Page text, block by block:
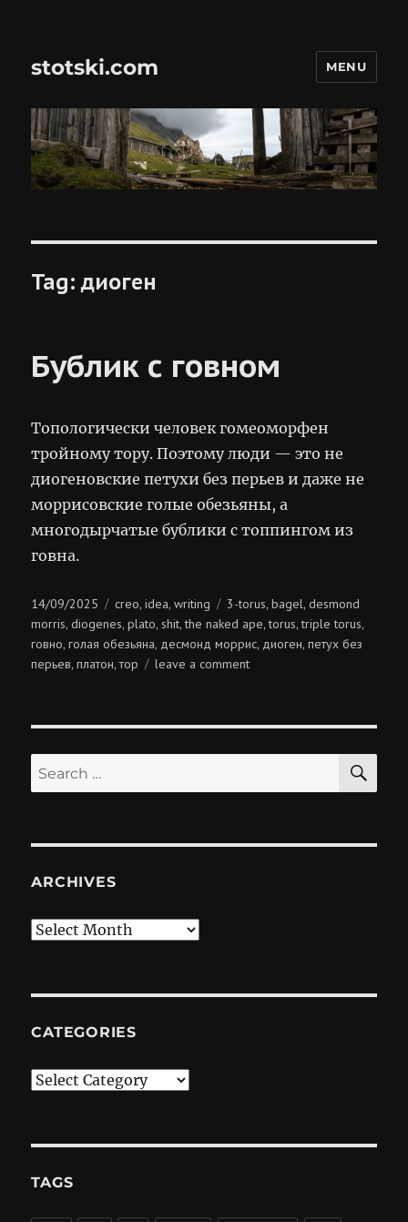
stotski.com MENU
Tag:диоген
Бублик с говном
Топологически человек гомеоморфен
тройному тору. Поэтому люди — это не
диогеновские петухи без перьев и даже не
моррисовские голые обезьяны, а
многодырчатые бублики с топпингом из
говна.
Posted
on
14/09/2025 Categories
creo,idea,writing Tags
3-torus,bagel,desmond
morris,diogenes,plato, shit,the naked ape,torus,triple torus,
говно,голая обезьяна, десмонд моррис, диоген,петух без
перьев,платон,тор leave a commenton
говном
Search
for:
ARCHIVES
Archives
CATEGORIES
Categories
TAGS